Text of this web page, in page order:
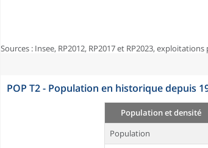
Sources : Insee, RP2012, RP2017 et RP2023,
POP T2 - Population en historique depuis
Population et densité
Population